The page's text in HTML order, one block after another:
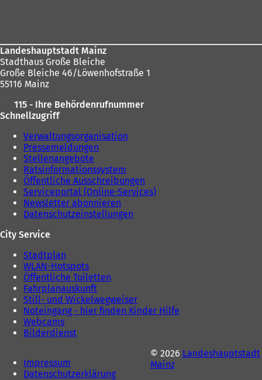
Landeshauptstadt Mainz
Stadthaus Große Bleiche
Große Bleiche 46/Löwenhofstraße 1
55116 Mainz
115 - Ihre Behördenrufnummer
Schnellzugriff
Verwaltungsorganisation
Pressemeldungen
Stellenangebote
Ratsinformationssystem
Öffentliche Ausschreibungen
Serviceportal (Online-Services)
Newsletter abonnieren
Datenschutzeinstellungen
City Service
Stadtplan
WLAN-Hotspots
Öffentliche Toiletten
Fahrplanauskunft
Still- und Wickelwegweiser
Noteingang - hier finden Kinder Hilfe
Webcams
Bilderdienst
Impressum
Datenschutzerklärung
© 2026 Landeshauptstadt
Mainz